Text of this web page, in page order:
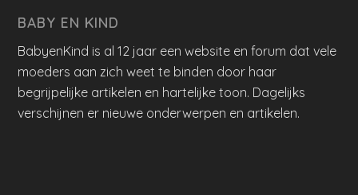
BABY EN KIND
BabyenKind is al 12 jaar een website en forum dat vele
moeders aan zich weet te binden door haar
begrijpelijke artikelen en hartelijke toon. Dagelijks
verschijnen er nieuwe onderwerpen en artikelen.